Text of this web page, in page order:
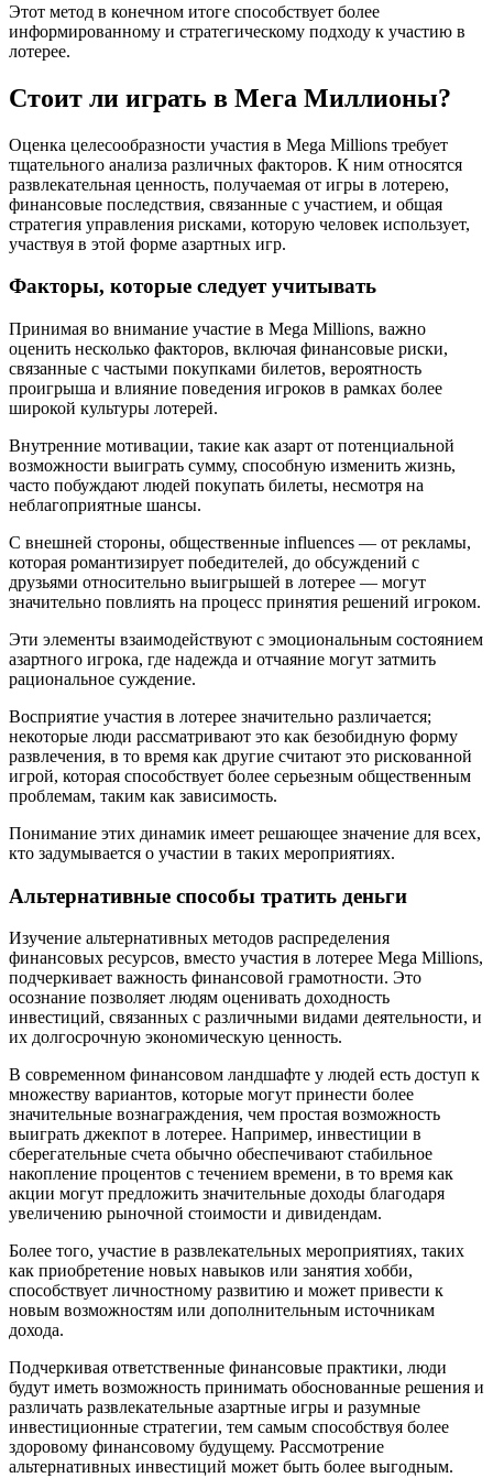
Этот метод в конечном итоге способствует более
информированному и стратегическому подходу к участию в
лотерее.
Стоит ли играть в Мега Миллионы?
Оценка целесообразности участия в Mega Millions требует
тщательного анализа различных факторов. К ним относятся
развлекательная ценность, получаемая от игры в лотерею,
финансовые последствия, связанные с участием, и общая
стратегия управления рисками, которую человек использует,
участвуя в этой форме азартных игр.
Факторы, которые следует учитывать
Принимая во внимание участие в Mega Millions, важно
оценить несколько факторов, включая финансовые риски,
связанные с частыми покупками билетов, вероятность
проигрыша и влияние поведения игроков в рамках более
широкой культуры лотерей.
Внутренние мотивации, такие как азарт от потенциальной
возможности выиграть сумму, способную изменить жизнь,
часто побуждают людей покупать билеты, несмотря на
неблагоприятные шансы.
С внешней стороны, общественные influences — от рекламы,
которая романтизирует победителей, до обсуждений с
друзьями относительно выигрышей в лотерее — могут
значительно повлиять на процесс принятия решений игроком.
Эти элементы взаимодействуют с эмоциональным состоянием
азартного игрока, где надежда и отчаяние могут затмить
рациональное суждение.
Восприятие участия в лотерее значительно различается;
некоторые люди рассматривают это как безобидную форму
развлечения, в то время как другие считают это рискованной
игрой, которая способствует более серьезным общественным
проблемам, таким как зависимость.
Понимание этих динамик имеет решающее значение для всех,
кто задумывается о участии в таких мероприятиях.
Альтернативные способы тратить деньги
Изучение альтернативных методов распределения
финансовых ресурсов, вместо участия в лотерее Mega Millions,
подчеркивает важность финансовой грамотности. Это
осознание позволяет людям оценивать доходность
инвестиций, связанных с различными видами деятельности, и
их долгосрочную экономическую ценность.
В современном финансовом ландшафте у людей есть доступ к
множеству вариантов, которые могут принести более
значительные вознаграждения, чем простая возможность
выиграть джекпот в лотерее. Например, инвестиции в
сберегательные счета обычно обеспечивают стабильное
накопление процентов с течением времени, в то время как
акции могут предложить значительные доходы благодаря
увеличению рыночной стоимости и дивидендам.
Более того, участие в развлекательных мероприятиях, таких
как приобретение новых навыков или занятия хобби,
способствует личностному развитию и может привести к
новым возможностям или дополнительным источникам
дохода.
Подчеркивая ответственные финансовые практики, люди
будут иметь возможность принимать обоснованные решения и
различать развлекательные азартные игры и разумные
инвестиционные стратегии, тем самым способствуя более
здоровому финансовому будущему. Рассмотрение
альтернативных инвестиций может быть более выгодным.